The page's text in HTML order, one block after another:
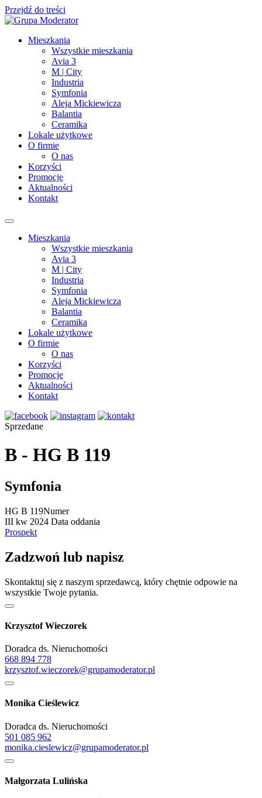
Przejdź do treści
Mieszkania
Wszystkie mieszkania
Avia 3
M | City
Industria
Symfonia
Aleja Mickiewicza
Balantia
Ceramika
Lokale użytkowe
O firmie
O nas
Korzyści
Promocje
Aktualności
Kontakt
Mieszkania
Wszystkie mieszkania
Avia 3
M | City
Industria
Symfonia
Aleja Mickiewicza
Balantia
Ceramika
Lokale użytkowe
O firmie
O nas
Korzyści
Promocje
Aktualności
Kontakt
Sprzedane
B - HG B 119
Symfonia
HG B 119Numer
III kw 2024 Data oddania
Prospekt
Zadzwoń lub napisz
Skontaktuj się z naszym sprzedawcą, który chętnie odpowie na
wszystkie Twoje pytania.
Krzysztof Wieczorek
Doradca ds. Nieruchomości
668 894 778
krzysztof.wieczorek@grupamoderator.pl
Monika Cieślewicz
Doradca ds. Nieruchomości
501 085 962
monika.cieslewicz@grupamoderator.pl
Małgorzata Lulińska